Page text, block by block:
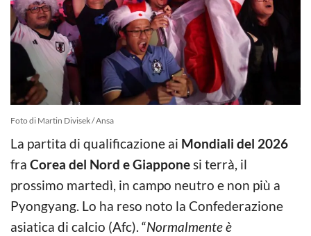
Foto di Martin Divisek / Ansa
La partita di qualificazione ai Mondiali del 2026
fra Corea del Nord e Giapponesi terrà, il
prossimo martedì, in campo neutro e non più a
Pyongyang. Lo ha reso noto la Confederazione
asiatica di calcio (Afc). “Normalmente è